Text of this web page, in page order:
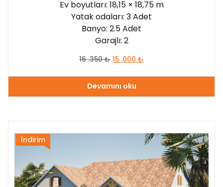
daha 260 m²(0)
Yatak odaları:
daha 6(0)
Şantiye yönü:
Ev boyutları: 18,15 × 18,75 m
Yatak odaları: 3 Adet
Banyo: 2.5 Adet
Garajlı: 2
16 .350₺ 15 .000 ₺
Devamını oku
İndirim